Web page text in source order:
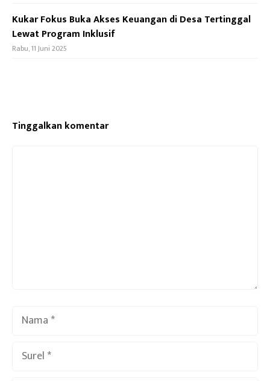
Kukar Fokus Buka Akses Keuangan di Desa Tertinggal
Lewat Program Inklusif
Rabu, 11 Juni 2025
Tinggalkan komentar